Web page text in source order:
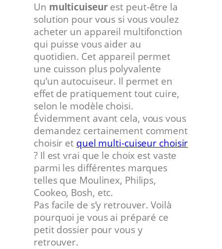
Un multicuiseurest peut-être la
solution pour vous si vous voulez
acheter un appareil multifonction
qui puisse vous aider au
quotidien. Cet appareil permet
une cuisson plus polyvalente
qu’un autocuiseur. Il permet en
effet de pratiquement tout cuire,
selon le modèle choisi.
Évidemment avant cela, vous vous
demandez certainement comment
choisir et quel multi-cuiseur choisir
? Il est vrai que le choix est vaste
parmi les différentes marques
telles que Moulinex, Philips,
Cookeo, Bosh, etc.
Pas facile de s’y retrouver. Voilà
pourquoi je vous ai préparé ce
petit dossier pour vous y
retrouver.